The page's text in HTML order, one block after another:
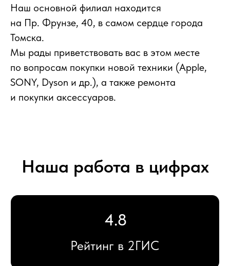
Наш основной филиал находится
на Пр. Фрунзе, 40, в самом сердце города
Томска.
Мы рады приветствовать вас в этом месте
по вопросам покупки новой техники (Apple,
SONY, Dyson и др.), а также ремонта
и покупки аксессуаров.
Более 16 000
проданных устройств
Более 8 лет
на рынке продаж техники